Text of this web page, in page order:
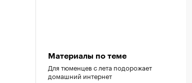
Материалы по теме
Для тюменцев с лета подорожает
домашний интернет